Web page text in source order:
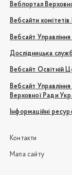
Вебпортал
Вебсайти
Вебсайт
Дослідницька
Вебсайт Освітній
Вебсайт
Верховної Ради
Інформаційні
Контакти
Мапа сайту